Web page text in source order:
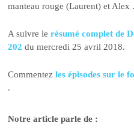
manteau rouge (Laurent) et
A suivre lerésumé complet de
202 du mercredi 25 avril 2018.
Commentez les épisodes sur le
.
Notre article parle de :